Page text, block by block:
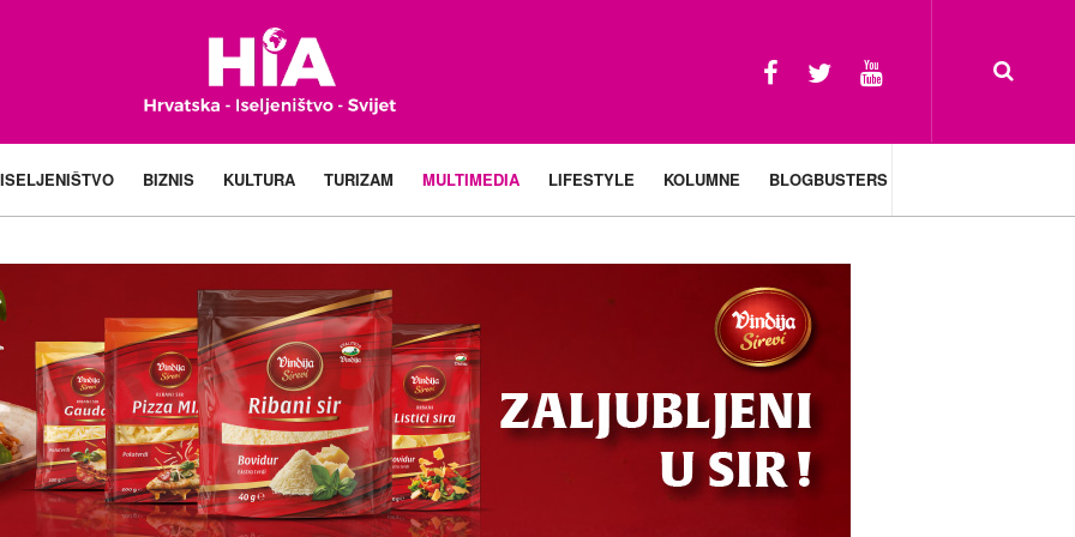
ISELJENIŠTVO BIZNIS KULTURA TURIZAM MULTIMEDIA LIFESTYLE KOLUMNE BLOGBUSTERS